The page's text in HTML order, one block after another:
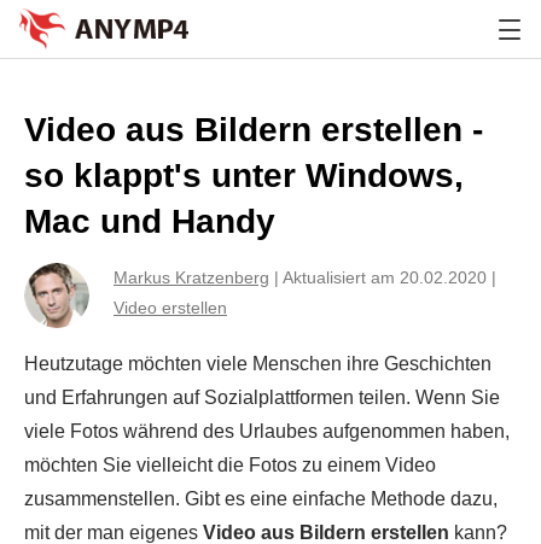
Video aus Bildern erstellen -
so klappt's unter Windows,
Mac und Handy
Markus Kratzenberg | Aktualisiert am 20.02.2020 |
Video erstellen
Heutzutage möchten viele Menschen ihre Geschichten
und Erfahrungen auf Sozialplattformen teilen. Wenn Sie
viele Fotos während des Urlaubes aufgenommen haben,
möchten Sie vielleicht die Fotos zu einem Video
zusammenstellen. Gibt es eine einfache Methode dazu,
mit der man eigenes Video aus Bildern erstellen kann?